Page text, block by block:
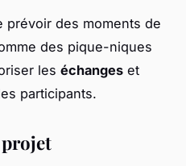
prévoir des moments de
des pique-niques
les échanges et
participants.
projet